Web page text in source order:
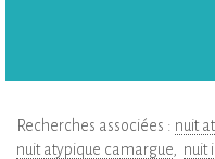
Recherches associées : nuit
nuit atypique camargue
nuit